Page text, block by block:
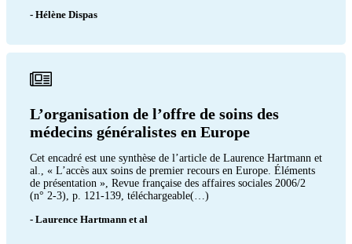
- Hélène Dispas
L’organisation de l’offre de soins des
médecins généralistes en Europe
Cet encadré est une synthèse de l’article de Laurence Hartmann et
al., « L’accès aux soins de premier recours en Europe. Éléments
de présentation », Revue française des affaires sociales 2006/2
(n° 2-3), p. 121-139, téléchargeable(…)
- Laurence Hartmann et al